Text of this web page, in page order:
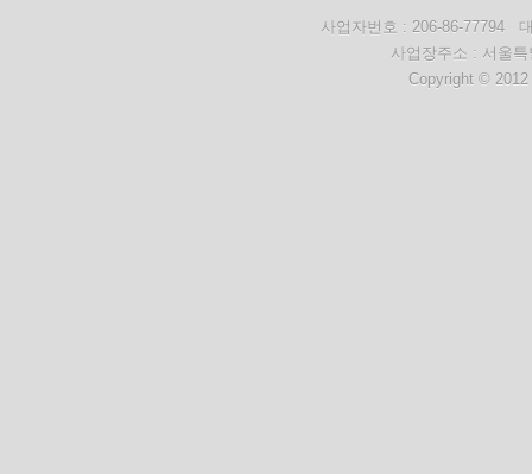
사업자번호 : 206-86-77794
사업장주소 : 서울
Copyright ©